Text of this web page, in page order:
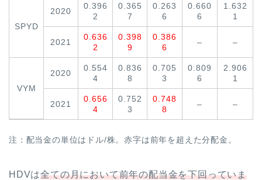
SPYD
2020
0.396
2
0.365
7
0.263
6
0.660
6
1.632
1
2021
0.636
2
0.398
9
0.386
6
– –
VYM
2020
0.554
4
0.836
8
0.705
3
0.809
6
2.906
1
2021
0.656
4
0.752
3
0.748
8
– –
注：配当金の単位はドル/株。赤字は前年を超えた分配金。
HDVは全ての月において前年の配当金を下回っていま